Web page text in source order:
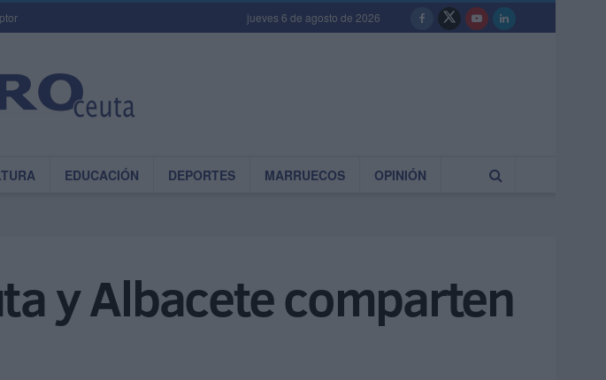
jueves 6 de agosto de 2026
EDUCACIÓN DEPORTES MARRUECOS OPINIÓN
y Albacete comparten